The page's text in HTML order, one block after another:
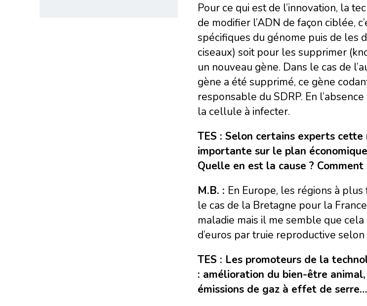
Pour ce qui est de l’innovation, la
de modifier l’ADN de façon ciblée,
spécifiques du génome puis de les
ciseaux) soit pour les supprimer
un nouveau gène. Dans le cas de
gène a été supprimé, ce gène
responsable du SDRP. En
la cellule à infecter.
TES : Selon certains experts
importante sur le plan
Quelle en est la cause ?
M.B. : En Europe, les régions à
le cas de la Bretagne pour la
maladie mais il me semble que
d’euros par truie reproductive
TES : Les promoteurs de la
: amélioration du bien-être
émissions de gaz à effet de